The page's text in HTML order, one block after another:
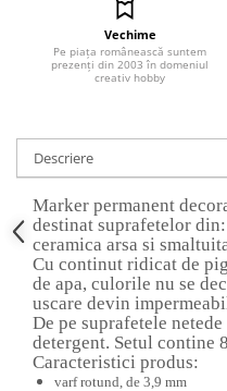
Carton/Hartie efecte speciale
Carton/Hartie Scrapbooking
Hartie creponata
Hartie dantelata
Hartie matase
Hartie origami
Hartie reciclata/manuala
Plicuri
Carton
Rame, albume, notesuri
Masti
Vechime
Pe piața românească suntem
prezenți din 2003 în domeniul
creativ hobby
Descriere
Marker permanent
destinat suprafetelor
ceramica arsa si
Cu continut ridicat de
de apa, culorile nu se
uscare devin
De pe suprafetele
detergent. Setul contine
Caracteristici produs:
varf rotund, de 3,9 mm